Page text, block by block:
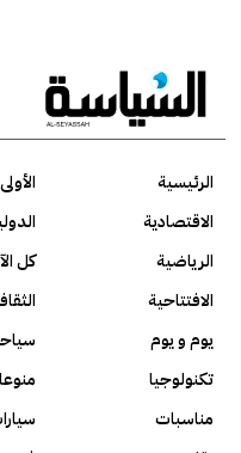
الرئيسية الأولى
الاقتصادية
الرياضية
كل
الافتتاحية
يوم و يوم
تكنولوجيا
مناسبات